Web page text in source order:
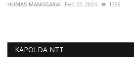
HUMAS MANGGARAI Feb 22, 2024 1399
KAPOLDA NTT